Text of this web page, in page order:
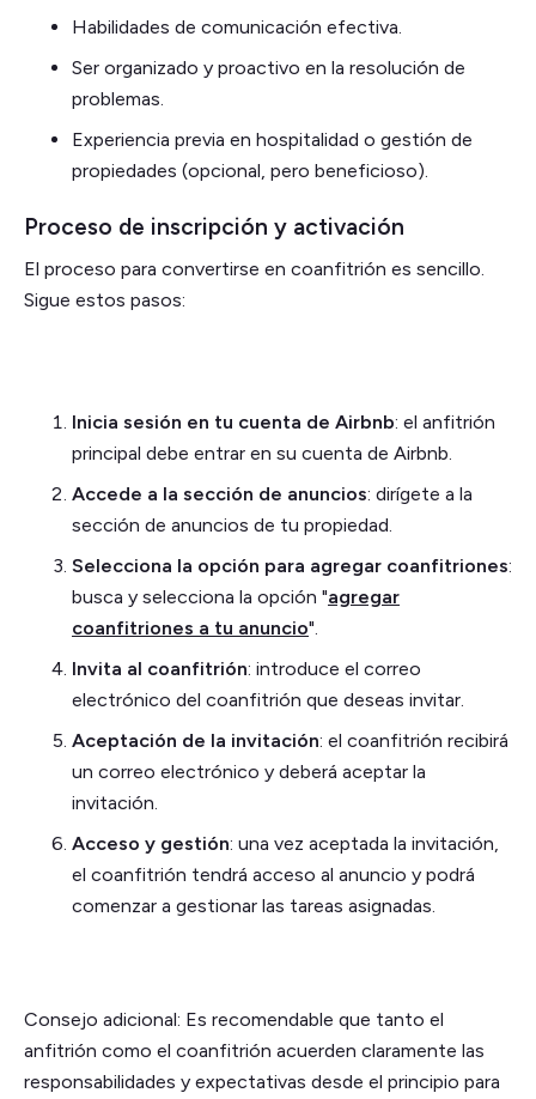
Habilidades de comunicación efectiva.
Ser organizado y proactivo en la resolución de
problemas.
Experiencia previa en hospitalidad o gestión de
propiedades (opcional, pero beneficioso).
Proceso de inscripción y activación
El proceso para convertirse en coanfitrión es sencillo.
Sigue estos pasos:
Inicia sesión en tu cuenta de Airbnb: el anfitrión
principal debe entrar en su cuenta de Airbnb.
Accede a la sección de anuncios: dirígete a la
sección de anuncios de tu propiedad.
Selecciona la opción para agregar coanfitriones:
busca y selecciona la opción "agregar
coanfitriones a tu anuncio".
Invita al coanfitrión: introduce el correo
electrónico del coanfitrión que deseas invitar.
Aceptación de la invitación: el coanfitrión recibirá
un correo electrónico y deberá aceptar la
invitación.
Acceso y gestión: una vez aceptada la invitación,
el coanfitrión tendrá acceso al anuncio y podrá
comenzar a gestionar las tareas asignadas.
Consejo adicional: Es recomendable que tanto el
anfitrión como el coanfitrión acuerden claramente las
responsabilidades y expectativas desde el principio para